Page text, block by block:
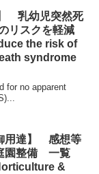
乳幼児突然死
リスクを軽減
the risk of
syndrome
for no apparent
用達】 感想等
園整備 一覧
&